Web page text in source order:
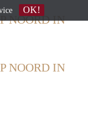
NOORD IN
NOORD IN
OK!